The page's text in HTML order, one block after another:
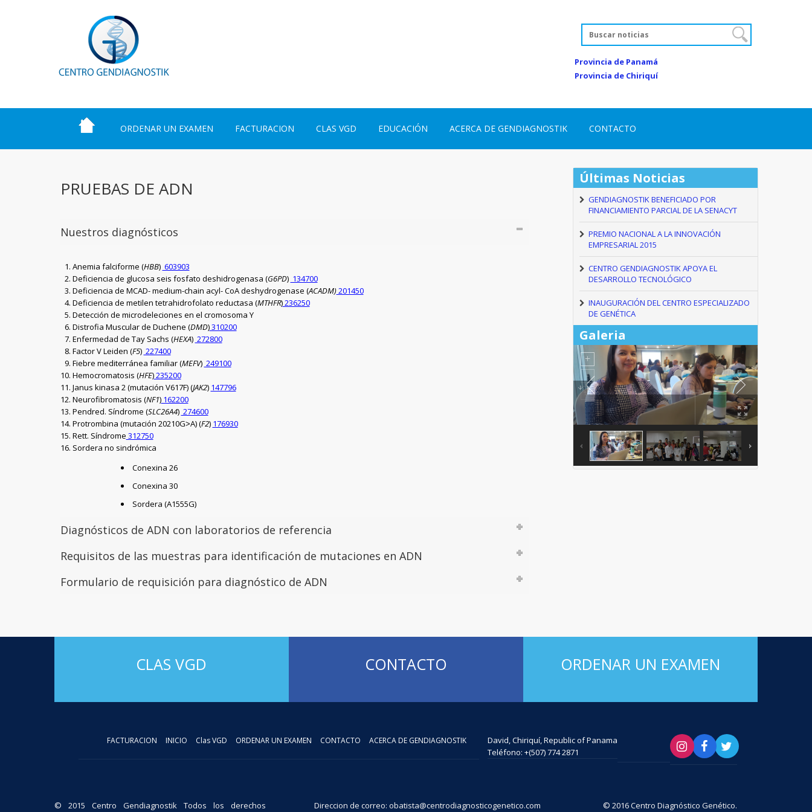
Provincia de Panamá
Provincia de Chiriquí
ORDENAR UN EXAMEN FACTURACION CLAS VGD EDUCACIÓN ACERCA DE GENDIAGNOSTIK CONTACTO
PRUEBAS DE ADN
Nuestros diagnósticos
Anemia falciforme (HBB) 603903
Deficiencia de glucosa seis fosfato deshidrogenasa (G6PD) 134700
Deficiencia de MCAD- medium-chain acyl- CoA deshydrogenase (ACADM)201450
Deficiencia de metilen tetrahidrofolato reductasa (MTHFR)236250
Detección de microdeleciones en el cromosoma Y
Distrofia Muscular de Duchene (DMD)310200
Enfermedad de Tay Sachs (HEXA) 272800
Factor V Leiden (F5) 227400
Fiebre mediterránea familiar (MEFV) 249100
Hemocromatosis (HFE)235200
Janus kinasa 2 (mutación V617F) (JAK2) 147796
Neurofibromatosis (NF1)162200
Pendred. Síndrome (SLC26A4) 274600
Protrombina (mutación 20210G˃A) (F2) 176930
Rett. Síndrome 312750
Sordera no sindrómica
Conexina 26
Conexina 30
Sordera (A1555G)
Diagnósticos de ADN con laboratorios de referencia
Requisitos de las muestras para identificación de mutaciones en ADN
Formulario de requisición para diagnóstico de ADN
Últimas Noticias
GENDIAGNOSTIK BENEFICIADO POR
FINANCIAMIENTO PARCIAL DE LA SENACYT
PREMIO NACIONAL A LA INNOVACIÓN
EMPRESARIAL 2015
CENTRO GENDIAGNOSTIK APOYA EL
DESARROLLO TECNOLÓGICO
INAUGURACIÓN DEL CENTRO ESPECIALIZADO
DE GENÉTICA
Galeria
CLAS VGD CONTACTO ORDENAR UN EXAMEN
FACTURACION INICIO Clas VGD ORDENAR UN EXAMEN CONTACTO ACERCA DE GENDIAGNOSTIK
David, Chiriquí, Republic of Panama
Teléfono: +(507) 774 2871
© 2015 Centro Gendiagnostik Todos los derechos
Direccion de correo: obatista@centrodiagnosticogenetico.com © 2016 Centro Diagnóstico Genético.